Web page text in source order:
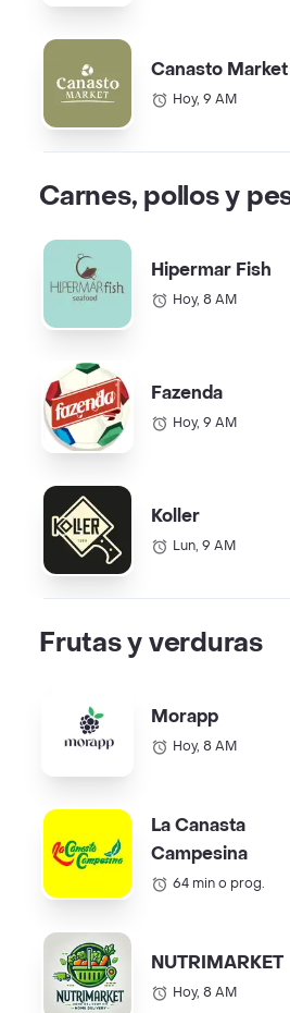
Canasto Market
Hoy, 9 AM
Carnes, pollos y
Hipermar Fish
Hoy, 8 AM
Fazenda
Hoy, 9 AM
Koller
Lun, 9 AM
Frutas y verduras
Morapp
Hoy, 8 AM
La Canasta
Campesina
64 min o prog.
NUTRIMARKET
Hoy, 8 AM